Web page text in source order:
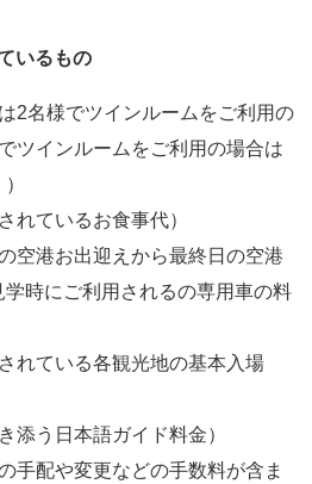
いるもの
2名様でツインルームをご利用の
ツインルームをご利用の場合は
れているお食事代）
空港お出迎えから最終日の空港
時にご利用されるの専用車の料
れている各観光地の基本入場
添う日本語ガイド料金）
手配や変更などの手数料が含ま